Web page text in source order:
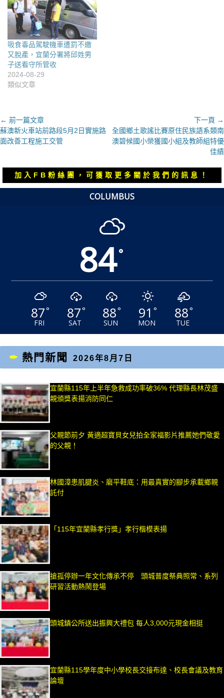
吸食毒品駕駛機車遭罰不繳
又脫產，宜蘭分署將邱姓男
子送看守所管收
2024-08-29
類似文章
文
章
導
← 前一篇文章
上
一
蘇澳新火車站前路段5月2日實施路
面改善工程施工交管
下一頁 →
下
一
章：
全國鄉土歌謠比賽原住民族語系類南
澳碧候國小榮獲國小組及教師組特優
佳績
加入FB粉絲團，可獲取更多關於我們的訊息！
COLUMBUS
84°
87°
FRI
87°
SAT
88°
SUN
91 °
MON
88°
TUE
熱門新聞 2026年8月7日
宜蘭縣115年上半年急救成功率破36% 代理縣長林茂盛
親頒獎表揚消防同仁
父親節前夕 黃適超寶貝女兒拍全家福影片推薦她們敬愛
的父親！
林國漳患肌腱炎、磨平鞋底：用最真實的腳步承載鄉親
託付
「115年宜蘭縣孝行獎」孝行楷模表揚
搶孤停辦一年文化傳承不停 頭城普度祭典照常、系列
研習活動熱鬧登場
頭城鎮公所送出振興大禮包 每人3,000元現金相挺
宜蘭縣115學年度中小學校長交接布達、校長會議及教育
論壇